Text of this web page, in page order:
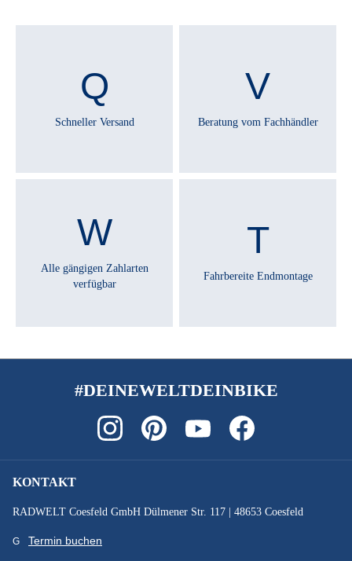
Schneller Versand Beratung vom Fachhändler
Alle gängigen Zahlarten
verfügbar
Fahrbereite Endmontage
#DEINEWELTDEINBIKE
KONTAKT
RADWELT Coesfeld GmbH Dülmener Str. 117 | 48653 Coesfeld
Termin buchen